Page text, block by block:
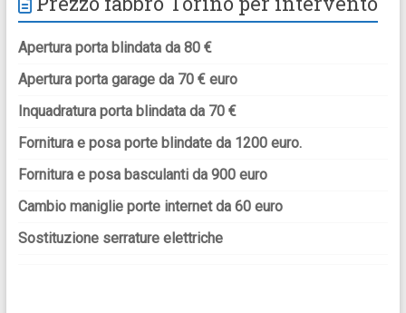
Apertura porta blindata da 80 €
Apertura porta garage da 70 € euro
Inquadratura porta blindata da 70 €
Fornitura e posa porte blindate da 1200 euro.
Fornitura e posa basculanti da 900 euro
Cambio maniglie porte internet da 60 euro
Sostituzione serrature elettriche